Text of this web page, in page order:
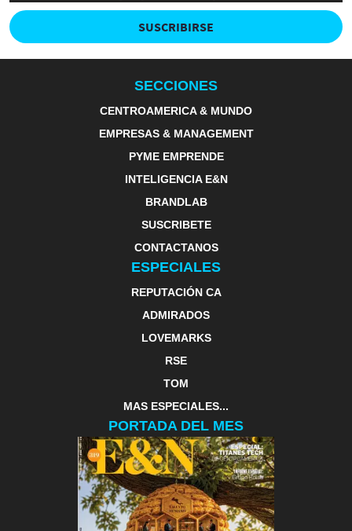
SUSCRIBIRSE
SECCIONES
CENTROAMERICA & MUNDO
EMPRESAS & MANAGEMENT
PYME EMPRENDE
INTELIGENCIA E&N
BRANDLAB
SUSCRIBETE
CONTACTANOS
ESPECIALES
REPUTACIÓN CA
ADMIRADOS
LOVEMARKS
RSE
TOM
MAS ESPECIALES...
PORTADA DEL MES